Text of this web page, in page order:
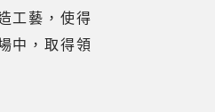
工藝，使得
中，取得領